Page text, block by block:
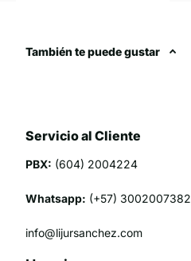
También te puede gustar
Servicio al Cliente
PBX: (604) 2004224
Whatsapp: (+57) 3002007382
info@lijursanchez.com